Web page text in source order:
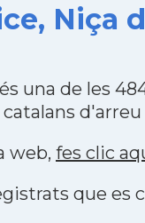
Niça
una de les
web, fes clic
que